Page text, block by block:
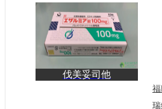
伐美妥司他